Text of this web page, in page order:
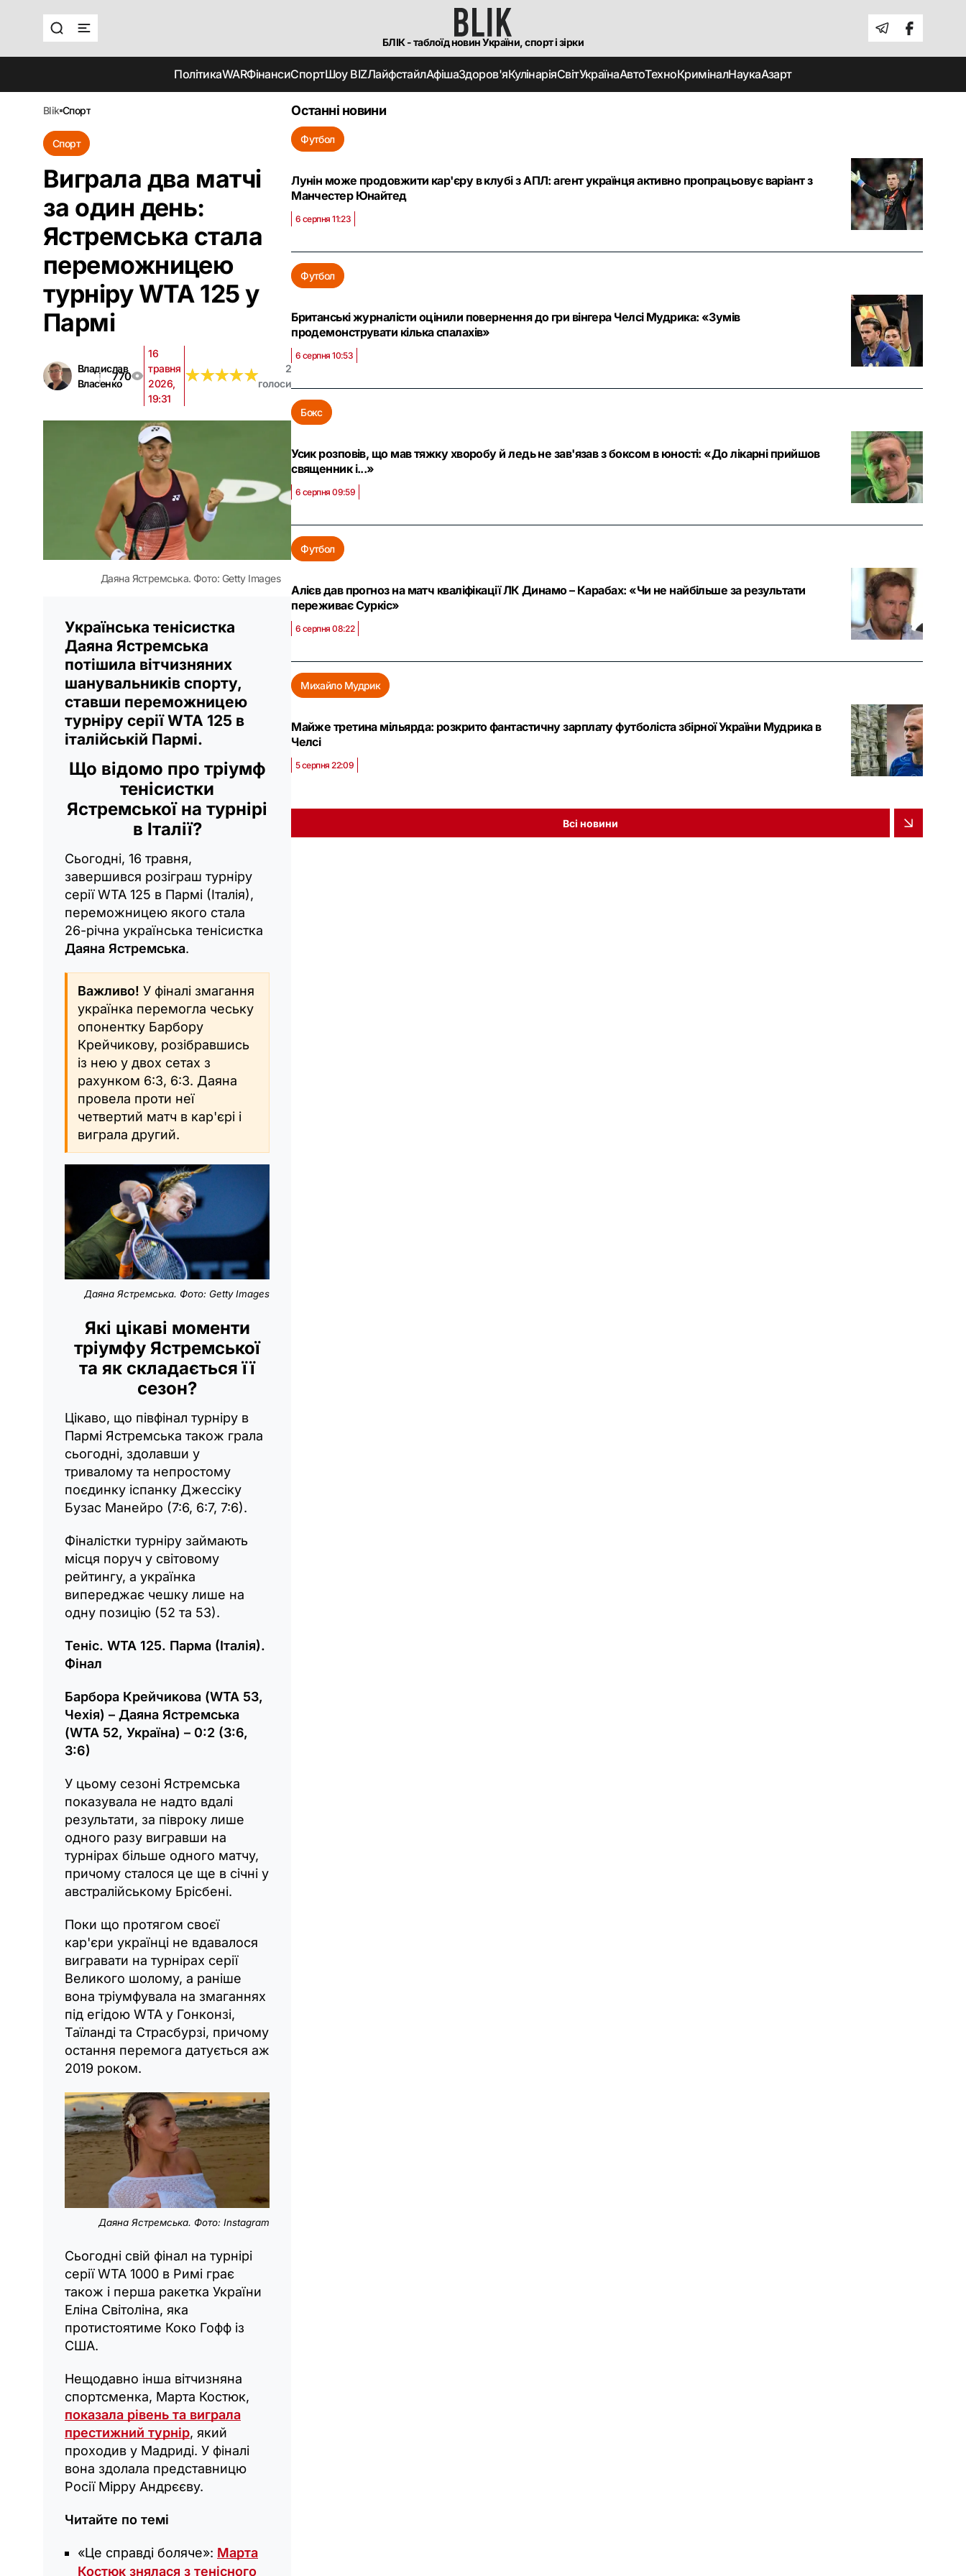
БЛІК - таблоїд новин України, спорт і зірки
ПолітикаWARФінансиСпортШоу BIZЛайфстайлАфішаЗдоров'яКулінаріяСвітУкраїнаАвтоТехноКриміналНаукаАзарт
blik спорт
Спорт
Виграла два матчі
за один день:
Ястремська стала
переможницею
турніру WTA 125 у
Пармі
Владислав
Власенко
770
16
травня
2026,
19:31
★★★★★
★★★★★
2
голоси
Даяна Ястремська. Фото: Getty Images
Українська тенісистка
Даяна Ястремська
потішила вітчизняних
шанувальників спорту,
ставши переможницею
турніру серії WTA 125 в
італійській Пармі.
Що відомо про тріумф
тенісистки
Ястремської на турнірі
в Італії?
Сьогодні, 16 травня,
завершився розіграш турніру
серії WTA 125 в Пармі (Італія),
переможницею якого стала
26-річна українська тенісистка
Даяна Ястремська.
Важливо! У фіналі змагання
українка перемогла чеську
опонентку Барбору
Крейчикову, розібравшись
із нею у двох сетах з
рахунком 6:3, 6:3. Даяна
провела проти неї
четвертий матч в кар'єрі і
виграла другий.
Даяна Ястремська. Фото: Getty Images
Які цікаві моменти
тріумфу Ястремської
та як складається її
сезон?
Цікаво, що півфінал турніру в
Пармі Ястремська також грала
сьогодні, здолавши у
тривалому та непростому
поєдинку іспанку Джессіку
Бузас Манейро (7:6, 6:7, 7:6).
Фіналістки турніру займають
місця поруч у світовому
рейтингу, а українка
випереджає чешку лише на
одну позицію (52 та 53).
Теніс. WTA 125. Парма (Італія).
Фінал
Барбора Крейчикова (WTA 53,
Чехія) – Даяна Ястремська
(WTA 52, Україна) – 0:2 (3:6,
3:6)
У цьому сезоні Ястремська
показувала не надто вдалі
результати, за півроку лише
одного разу вигравши на
турнірах більше одного матчу,
причому сталося це ще в січні у
австралійському Брісбені.
Поки що протягом своєї
кар'єри українці не вдавалося
вигравати на турнірах серії
Великого шолому, а раніше
вона тріумфувала на змаганнях
під егідою WTA у Гонконзі,
Таїланді та Страсбурзі, причому
остання перемога датується аж
2019 роком.
Даяна Ястремська. Фото: Instagram
Сьогодні свій фінал на турнірі
серії WTA 1000 в Римі грає
також і перша ракетка України
Еліна Світоліна, яка
протистоятиме Коко Гофф із
США.
Нещодавно інша вітчизняна
спортсменка, Марта Костюк,
показала рівень та виграла
престижний турнір, який
проходив у Мадриді. У фіналі
вона здолала представницю
Росії Мірру Андрєєву.
Читайте по темі
«Це справді боляче»: Марта
Костюк знялася з тенісного
Останні новини
Футбол
Лунін може продовжити кар'єру в клубі з АПЛ: агент українця активно пропрацьовує варіант з
Манчестер Юнайтед
6 серпня 11:23
Футбол
Британські журналісти оцінили повернення до гри вінгера Челсі Мудрика: «Зумів
продемонструвати кілька спалахів»
6 серпня 10:53
Бокс
Усик розповів, що мав тяжку хворобу й ледь не зав'язав з боксом в юності: «До лікарні прийшов
священник і...»
6 серпня 09:59
Футбол
Алієв дав прогноз на матч кваліфікації ЛК Динамо – Карабах: «Чи не найбільше за результати
переживає Суркіс»
6 серпня 08:22
Михайло Мудрик
Майже третина мільярда: розкрито фантастичну зарплату футболіста збірної України Мудрика в
Челсі
5 серпня 22:09
Всі новини